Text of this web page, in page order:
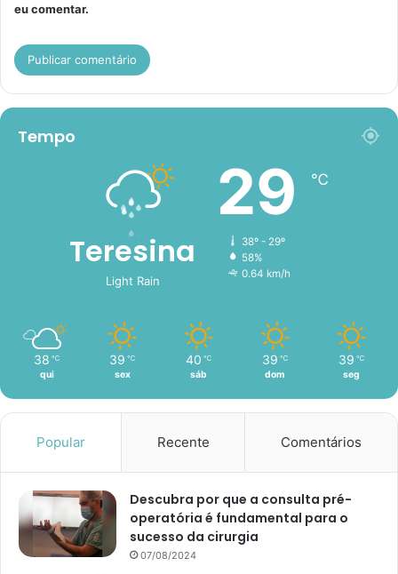
eu comentar.
Tempo
Teresina
Light Rain
29 ℃
38º - 29º
58%
0.64 km/h
38 ℃
qui
39 ℃
sex
40 ℃
sáb
39 ℃
dom
39 ℃
seg
Popular Recente Comentários
Descubra por que a consulta pré-
operatória é fundamental para o
sucesso da cirurgia
07/08/2024